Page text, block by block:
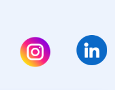
संबंधी सल्ला
आणि डॉक्टरांच्या
दुष्परिणामांचा धोका
तसेच वापरा आणि